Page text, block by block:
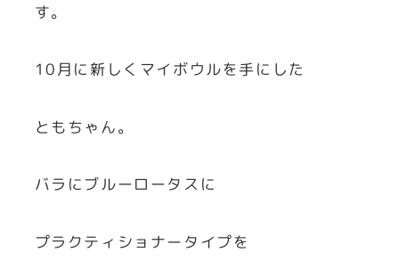
す。
10月に新しくマイボウルを手にした
ともちゃん。
バラにブルーロータスに
プラクティショナータイプを